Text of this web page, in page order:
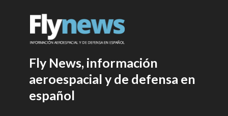
Fly News, información
aeroespacial y de defensa en
español